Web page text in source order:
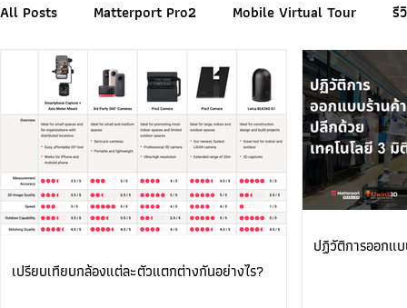
All Posts Matterport Pro2 Mobile Virtual Tour รี
เปรียบเทียบกล้องแต่ละตัวแตกต่างกันอย่างไร?
ปฏิวัติการออกแ